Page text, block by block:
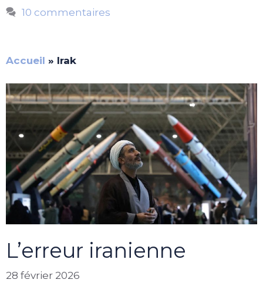
10 commentaires
Accueil » Irak
L’erreur iranienne
28 février 2026